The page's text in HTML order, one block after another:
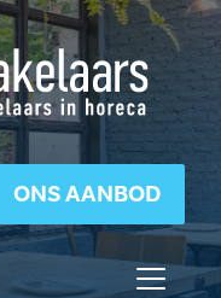
ONS AANBOD